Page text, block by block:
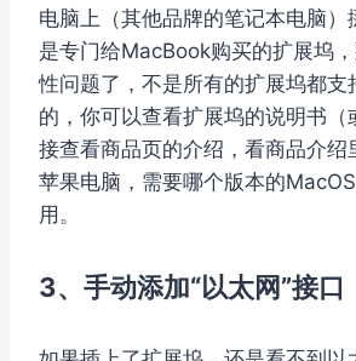
电脑上（其他品牌的笔记本电脑）
是专门给MacBook购买的扩展坞
性问题了，不是所有的扩展坞都支
的，你可以查看扩展坞的说明书（
接查看商品页的介绍，看商品介绍
苹果电脑，需要哪个版本的
用。
3、手动添加“以太网”接口